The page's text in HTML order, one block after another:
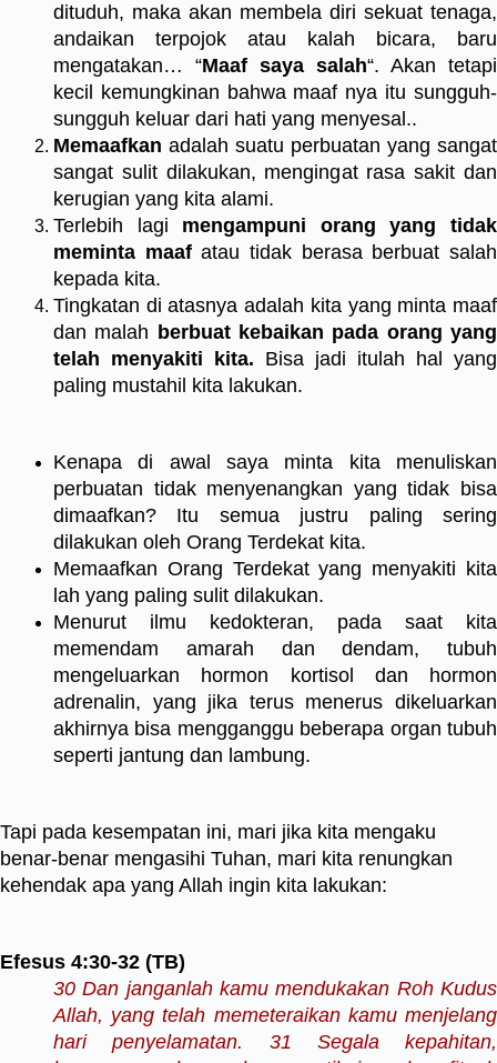
dituduh, maka akan membela diri sekuat tenaga,
andaikan terpojok atau kalah bicara, baru
mengatakan… “Maaf saya salah“. Akan tetapi
kecil kemungkinan bahwa maaf nya itu sungguh-
sungguh keluar dari hati yang menyesal..
Memaafkan adalah suatu perbuatan yang sangat
sangat sulit dilakukan, mengingat rasa sakit dan
kerugian yang kita alami.
Terlebih lagi mengampuni orang yang tidak
meminta maafatau tidak berasa berbuat salah
kepada kita.
Tingkatan di atasnya adalah kita yang minta maaf
dan malah berbuat kebaikan pada orang yang
telah menyakiti kita. Bisa jadi itulah hal yang
paling mustahil kita lakukan.
Kenapa di awal saya minta kita menuliskan
perbuatan tidak menyenangkan yang tidak bisa
dimaafkan? Itu semua justru paling sering
dilakukan oleh Orang Terdekat kita.
Memaafkan Orang Terdekat yang menyakiti kita
lah yang paling sulit dilakukan.
Menurut ilmu kedokteran, pada saat kita
memendam amarah dan dendam, tubuh
mengeluarkan hormon kortisol dan hormon
adrenalin, yang jika terus menerus dikeluarkan
akhirnya bisa mengganggu beberapa organ tubuh
seperti jantung dan lambung.
Tapi pada kesempatan ini, mari jika kita mengaku
benar-benar mengasihi Tuhan, mari kita renungkan
kehendak apa yang Allah ingin kita lakukan:
Efesus 4:30-32 (TB)
30 Dan janganlah kamu mendukakan Roh Kudus
Allah, yang telah memeteraikan kamu menjelang
hari penyelamatan. 31 Segala kepahitan,